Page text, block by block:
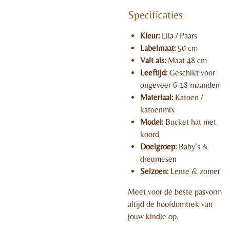
Specificaties
Kleur:Lila / Paars
Labelmaat:50 cm
Valt als:Maat 48 cm
Leeftijd:Geschikt voor
ongeveer 6-18 maanden
Materiaal:Katoen /
katoenmix
Model:Bucket hat met
koord
Doelgroep:Baby’s &
dreumesen
Seizoen:Lente & zomer
Meet voor de beste pasvorm
altijd de hoofdomtrek van
jouw kindje op.